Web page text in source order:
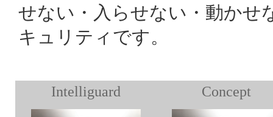
せない・入らせない・動かせ
キュリティです。
Intelliguard Concept